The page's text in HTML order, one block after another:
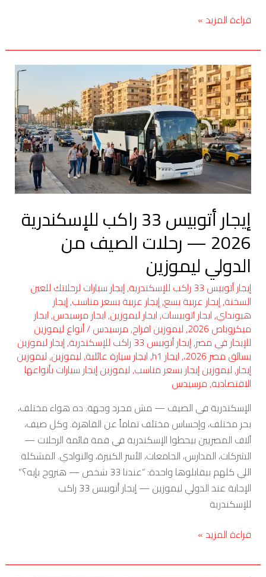
قراءة المزيد »
إيجار أتوبيس 33 راكب للإسكندرية
2026 — رحلات الصيف من
الدولي ليموزين
إيجار أتوبيس 33 راكب للإسكندرية ,إيجار سيارات لرحلاتك للعين
السخنة,إيجار عربية بسع,إيجار عربية بسعر مناسب,إيجار
هيونداي,ايجار اتوبيسات,ايجار ليموزين,ايجار مرسيدس,ايجار
ميكروباص 2026 ,ليموزين افراح,مرسيدس/أنواع ليموزين
للإيجار في مصر,إيجار أتوبيس 33 راكب للإسكندرية ,إيجار ليموزين
بسائق مصر 2026، ,ايجار h1 ,ايجار سيارة عائلية,ليموزين,ليموزين
إيجار,ليموزين إيجار بسعر مناسب,ليموزين إيجار سيارات بأنواعها
الاقتصادية,مرسيدس
الإسكندرية في الصيف — مش مجرد وجهة. ده هواء مختلف،
بحر مختلف، وإحساس مختلف تماماً عن القاهرة. وكل صيف،
آلاف المصريين بيحطوا الإسكندرية في قمة قائمة الرحلات —
الشركات، المدارس، الجامعات، الأسر الكبيرة، والنوادي. المشكلة
اللي كلهم بيقابلوها واحدة: “عندنا 33 شخص — هنروح بإيه؟”
الإجابة عند الدولي ليموزين — إيجار أتوبيس 33 راكب
للإسكندرية
إيجار
أتوبيس
33
راكب
للإسكندرية
2026
—
رحلات
من
الدولي
ليموزين
قراءة المزيد »